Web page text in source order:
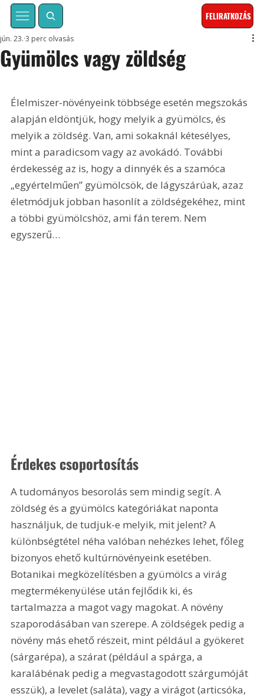
FELIRATKOZÁS
Gyümölcs vagy zöldség
jún. 23. 3 perc olvasás
Élelmiszer-növényeink többsége esetén megszokás
alapján eldöntjük, hogy melyik a gyümölcs, és
melyik a zöldség. Van, ami sokaknál kétesélyes,
mint a paradicsom vagy az avokádó. További
érdekesség az is, hogy a dinnyék és a szamóca
„egyértelműen” gyümölcsök, de lágyszárúak, azaz
életmódjuk jobban hasonlít a zöldségekéhez, mint
a többi gyümölcshöz, ami fán terem. Nem
egyszerű…
Érdekes csoportosítás
A tudományos besorolás sem mindig segít. A
zöldség és a gyümölcs kategóriákat naponta
használjuk, de tudjuk-e melyik, mit jelent? A
különbségtétel néha valóban nehézkes lehet, főleg
bizonyos ehető kultúrnövényeink esetében.
Botanikai megközelítésben a gyümölcs a virág
megtermékenyülése után fejlődik ki, és
tartalmazza a magot vagy magokat. A növény
szaporodásában van szerepe. A zöldségek pedig a
növény más ehető részeit, mint például a gyökeret
(sárgarépa), a szárat (például a spárga, a
karalábénak pedig a megvastagodott szárgumóját
esszük), a levelet (saláta), vagy a virágot (articsóka,